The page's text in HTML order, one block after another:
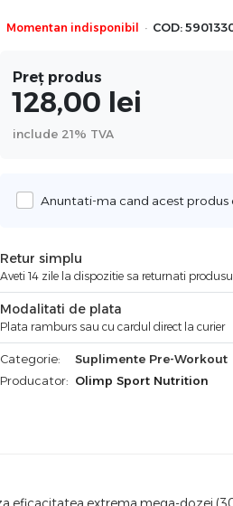
Momentan indisponibil · COD:
Preț produs
128,00 lei
include 21% TVA
Anuntati-ma cand acest produs
Retur simplu
Aveti 14 zile la dispozitie sa returnati produsul
Modalitati de plata
Plata ramburs sau cu cardul direct la curier
Categorie:
Suplimente Pre-Workout
Producator: Olimp Sport Nutrition